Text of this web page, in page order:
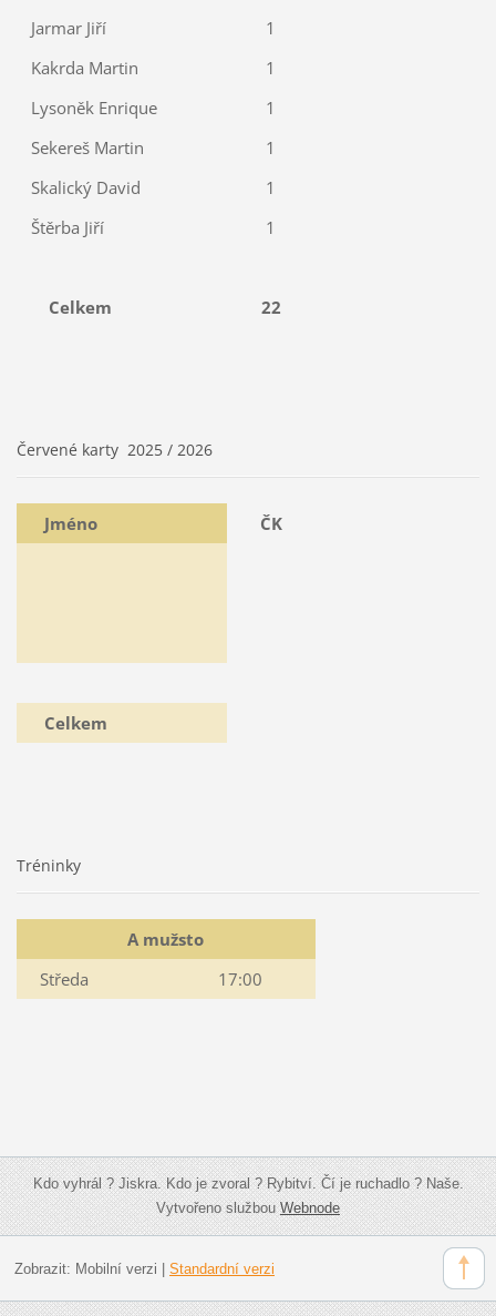
Jarmar Jiří
1
Kakrda Martin
1
Lysoněk Enrique
1
Sekereš Martin
1
Skalický David
1
Štěrba Jiří
1
Celkem 22
Červené karty 2025 / 2026
Jméno ČK
Celkem
Tréninky
A mužsto
Středa
17:00
Kdo vyhrál ? Jiskra. Kdo je zvoral ? Rybitví. Čí je ruchadlo ? Naše.
Vytvořeno službouWebnode
Zobrazit: Mobilní verzi Standardní verzi